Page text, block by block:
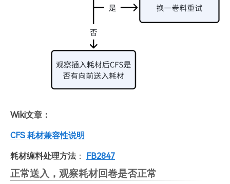
Wiki文章：
CFS 耗材兼容性说明
耗材缠料处理方法： FB2847
正常送入，观察耗材回卷是否正常